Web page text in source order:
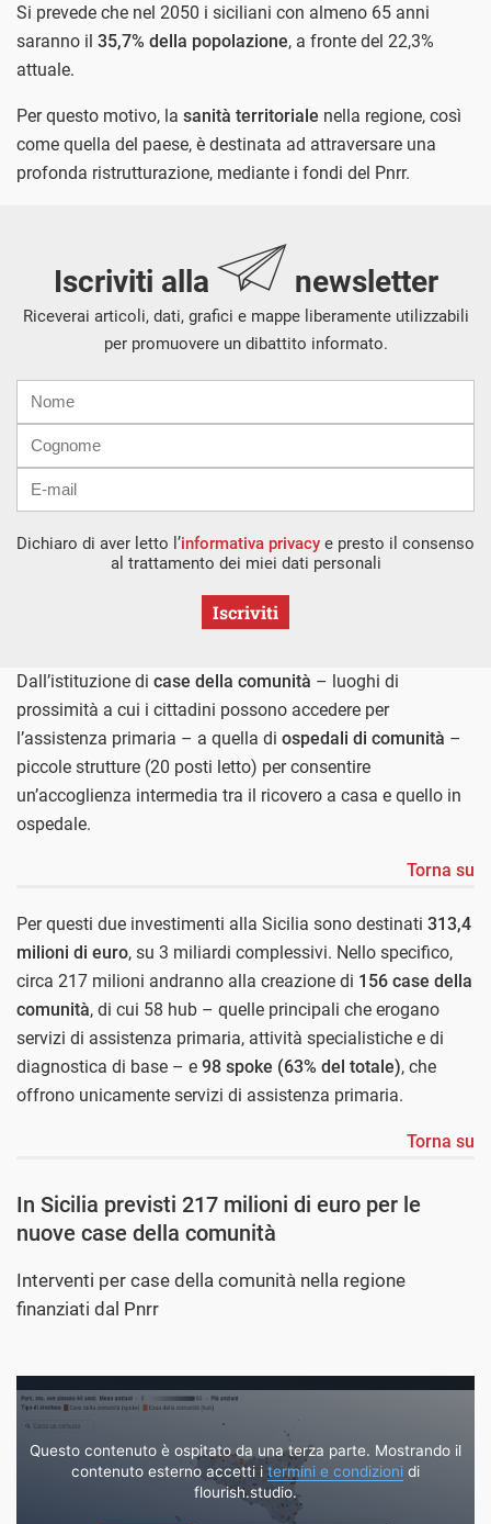
Si prevede che nel 2050 i siciliani con almeno 65 anni
saranno il 35,7% della popolazione, a fronte del 22,3%
attuale.
Per questo motivo, la sanità territoriale nella regione, così
come quella del paese, è destinata ad attraversare una
profonda ristrutturazione, mediante i fondi del Pnrr.
Iscriviti alla newsletter
Riceverai articoli, dati, grafici e mappe liberamente utilizzabili
per promuovere un dibattito informato.
mail
Dichiaro di aver letto l’informativa privacy e presto il consenso
al trattamento dei miei dati personali
Iscriviti
Dall’istituzione di case della comunità – luoghi di
prossimità a cui i cittadini possono accedere per
l’assistenza primaria – a quella di ospedali di comunità –
piccole strutture (20 posti letto) per consentire
un’accoglienza intermedia tra il ricovero a casa e quello in
ospedale.
Torna su
Per questi due investimenti alla Sicilia sono destinati 313,4
milioni di euro, su 3 miliardi complessivi. Nello specifico,
circa 217 milioni andranno alla creazione di 156 case della
comunità, di cui 58 hub – quelle principali che erogano
servizi di assistenza primaria, attività specialistiche e di
diagnostica di base – e 98 spoke (63% del totale), che
offrono unicamente servizi di assistenza primaria.
Torna su
In Sicilia previsti 217 milioni di euro per le
nuove case della comunità
Interventi per case della comunità nella regione
finanziati dal Pnrr
Questo contenuto è ospitato da una terza parte. Mostrando il
contenuto esterno accetti i termini e condizioni di
flourish.studio.